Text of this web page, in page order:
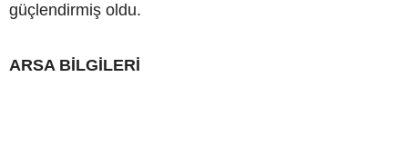
güçlendirmiş oldu.
ARSA BİLGİLERİ